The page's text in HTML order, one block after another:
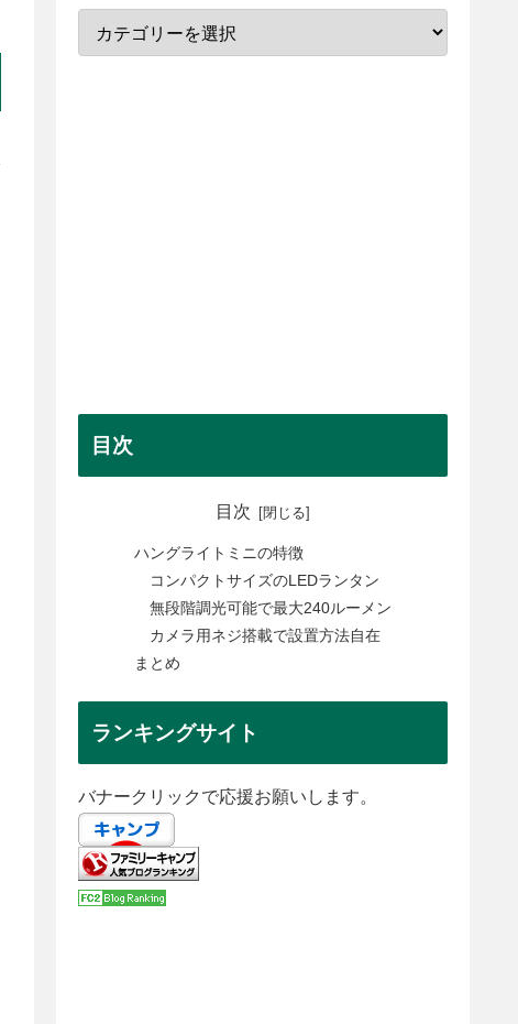
目次
目次
ハングライトミニの特徴
コンパクトサイズのLEDランタン
無段階調光可能で最大240ルーメン
カメラ用ネジ搭載で設置方法自在
まとめ
ランキングサイト
バナークリックで応援お願いします。